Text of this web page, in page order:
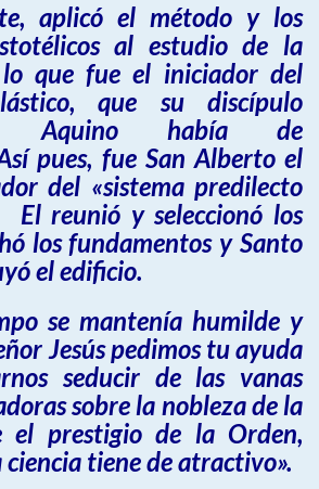
aplicó el método y los
al estudio de la
que fue el iniciador del
que su discípulo
Aquino había de
pues, fue San Alberto el
del «sistema predilecto
El reunió y seleccionó los
los fundamentos y Santo
el edificio.
se mantenía humilde y
Jesús pedimos tu ayuda
seducir de las vanas
sobre la nobleza de la
el prestigio de la Orden,
ciencia tiene de atractivo».